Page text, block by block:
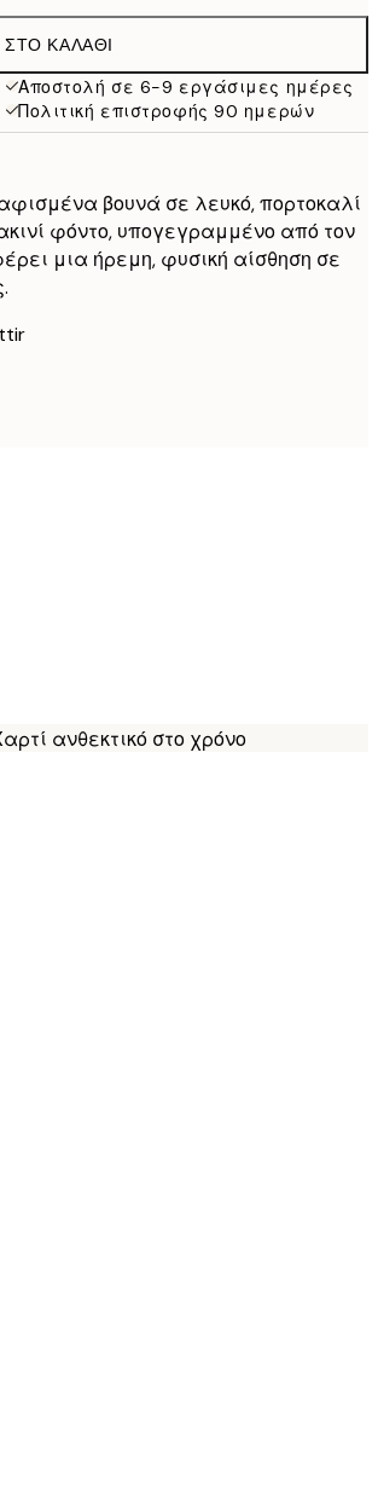
38 €
ΚΑΛΆΘΙ
Αποστολή σε 6-9 εργάσιμες ημέρες
Πολιτική επιστροφής 90 ημερών
βουνά σε λευκό, πορτοκαλί
φόντο, υπογεγραμμένο από τον
μια ήρεμη, φυσική αίσθηση σε
ανθεκτικό στο χρόνο